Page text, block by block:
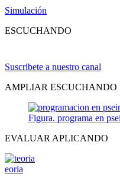
Simulación
ESCUCHANDO
Suscribete a nuestro canal
AMPLIAR ESCUCHANDO
Figura. programa en
EVALUAR APLICANDO
eoria